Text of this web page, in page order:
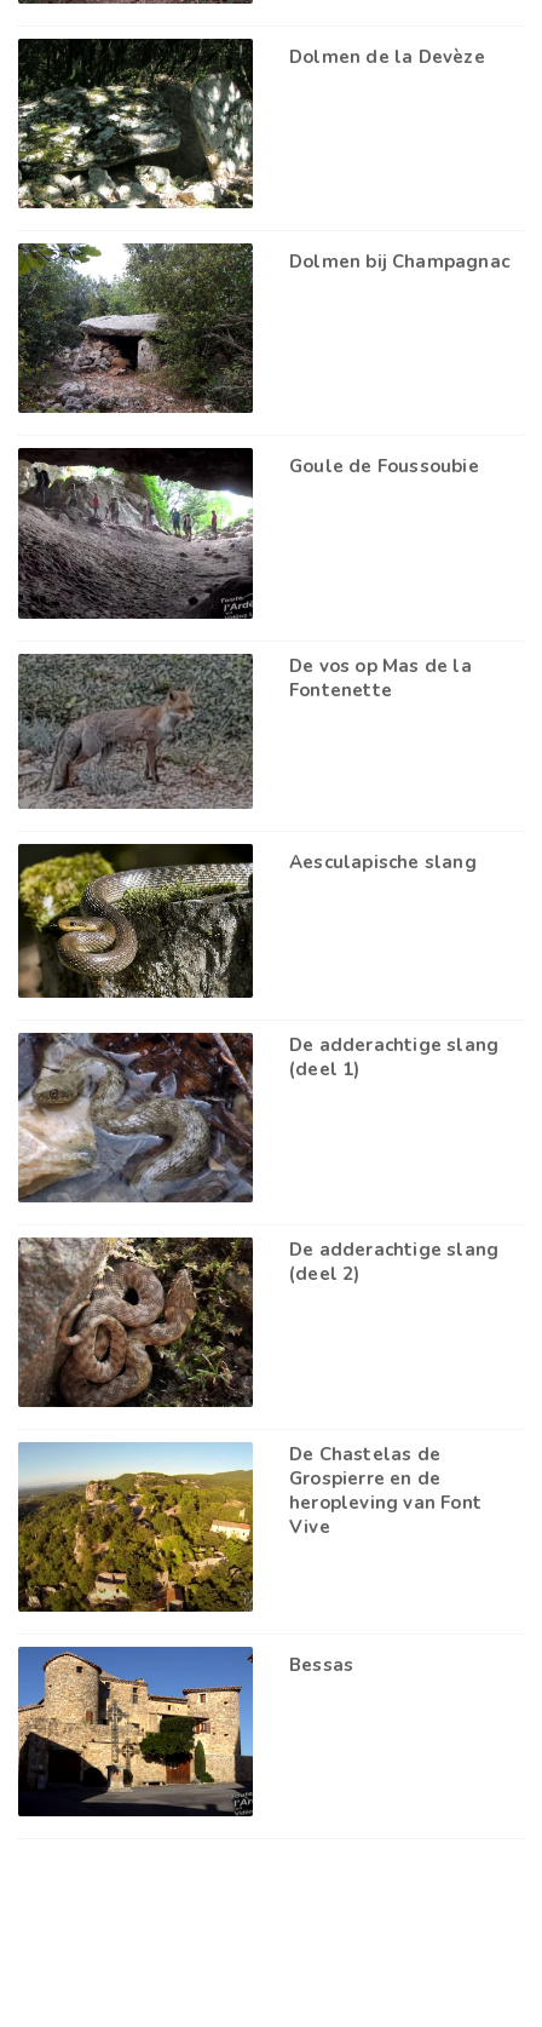
Dolmen de la Devèze
Dolmen bij Champagnac
Goule de Foussoubie
De vos op Mas de la
Fontenette
Aesculapische slang
De adderachtige slang
(deel 1)
De adderachtige slang
(deel 2)
De Chastelas de
Grospierre en de
heropleving van Font
Vive
Bessas